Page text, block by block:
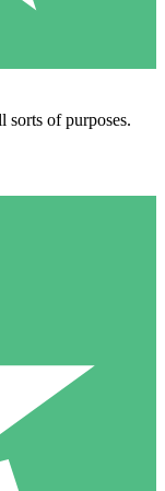
sorts of purposes.